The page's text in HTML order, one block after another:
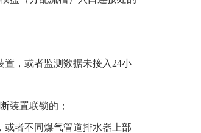
置，或者监测数据未接入24小
装置联锁的；
或者不同煤气管道排水器上部